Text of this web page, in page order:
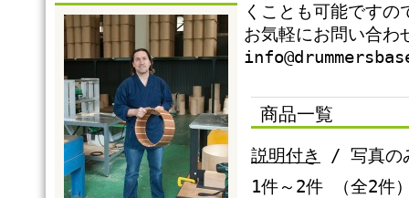
くことも可能ですの
お気軽にお問い合わ
商品一覧
説明付き
/ 写真の
1件～2件 （全2件